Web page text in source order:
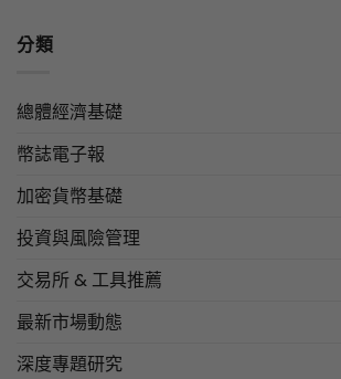
分類
總體經濟基礎
幣誌電子報
加密貨幣基礎
投資與風險管理
交易所 & 工具推薦
最新市場動態
深度專題研究